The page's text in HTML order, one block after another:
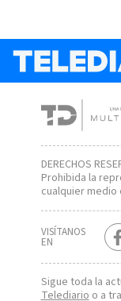
DERECHOS
Prohibida la
cualquier
VISÍTANOS
EN
Sigue toda la
Telediarioo a